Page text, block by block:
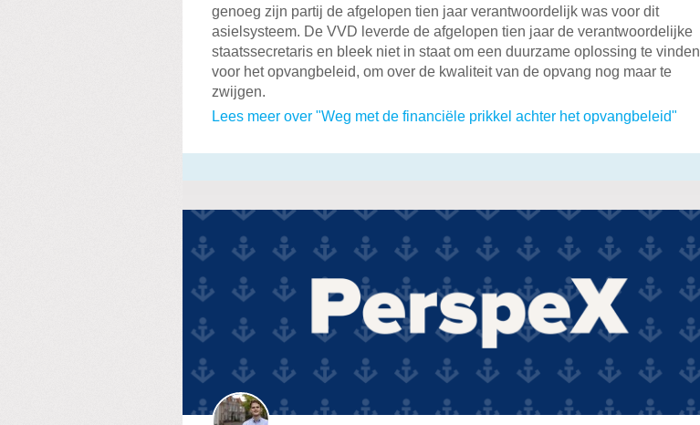
genoeg zijn partij de afgelopen tien jaar verantwoordelijk was voor dit
asielsysteem. De VVD leverde de afgelopen tien jaar de verantwoordelijke
staatssecretaris en bleek niet in staat om een duurzame oplossing te vinden
voor het opvangbeleid, om over de kwaliteit van de opvang nog maar te
zwijgen.
Lees meer over "Weg met de financiële prikkel achter het opvangbeleid"